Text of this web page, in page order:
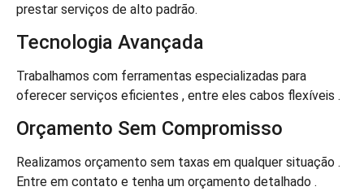
prestar serviços de alto padrão.
Tecnologia Avançada
Trabalhamos com ferramentas especializadas para
oferecer serviços eficientes , entre eles cabos flexíveis .
Orçamento Sem Compromisso
Realizamos orçamento sem taxas em qualquer situação .
Entre em contato e tenha um orçamento detalhado .